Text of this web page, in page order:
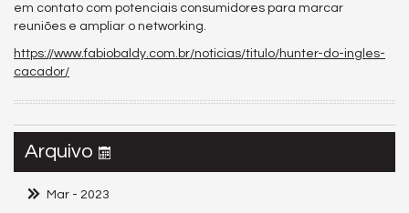
em contato com potenciais consumidores para marcar
reuniões e ampliar o networking.
https://www.fabiobaldy.com.br/noticias/titulo/hunter-do-ingles-
cacador/
Arquivo
Mar - 2023